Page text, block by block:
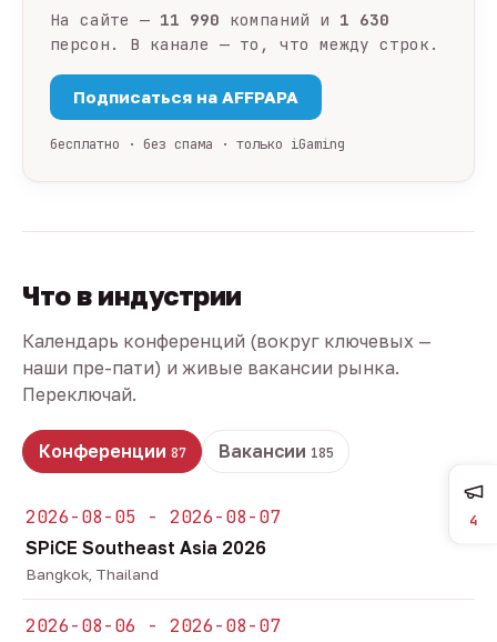
На сайте — 11 990 компаний и 1 630
персон. В канале — то, что между строк.
Подписаться на AFFPAPA
бесплатно · без спама · только iGaming
Что в индустрии
Календарь конференций (вокруг ключевых —
наши пре-пати) и живые вакансии рынка.
Переключай.
Конференции 87 Вакансии 185
2026-08-05 - 2026-08-07
SPiCE Southeast Asia 2026
Bangkok, Thailand
2026-08-06 - 2026-08-07
4